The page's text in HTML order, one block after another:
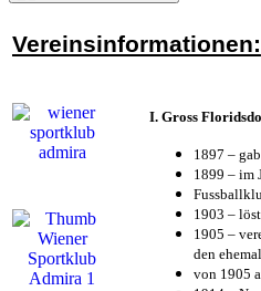
Vereinsinformationen:
I. Gross
1897 –
1899 – im
1903 –
1905 –
den
von 1905